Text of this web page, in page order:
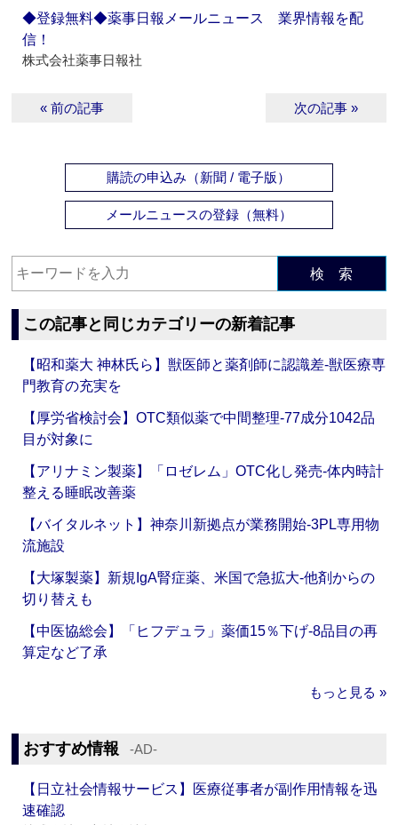
◆登録無料◆薬事日報メールニュース 業界情報を配
信！
株式会社薬事日報社
« 前の記事 次の記事 »
購読の申込み（新聞 / 電子版）
メールニュースの登録（無料）
検 索
この記事と同じカテゴリーの新着記事
【昭和薬大 神林氏ら】獣医師と薬剤師に認識差‐獣医療専
門教育の充実を
【厚労省検討会】OTC類似薬で中間整理‐77成分1042品
目が対象に
【アリナミン製薬】「ロゼレム」OTC化し発売‐体内時計
整える睡眠改善薬
【バイタルネット】神奈川新拠点が業務開始‐3PL専用物
流施設
【大塚製薬】新規IgA腎症薬、米国で急拡大‐他剤からの
切り替えも
【中医協総会】「ヒフデュラ」薬価15％下げ‐8品目の再
算定など了承
もっと見る »
おすすめ情報 ‐AD‐
【日立社会情報サービス】医療従事者が副作用情報を迅
速確認